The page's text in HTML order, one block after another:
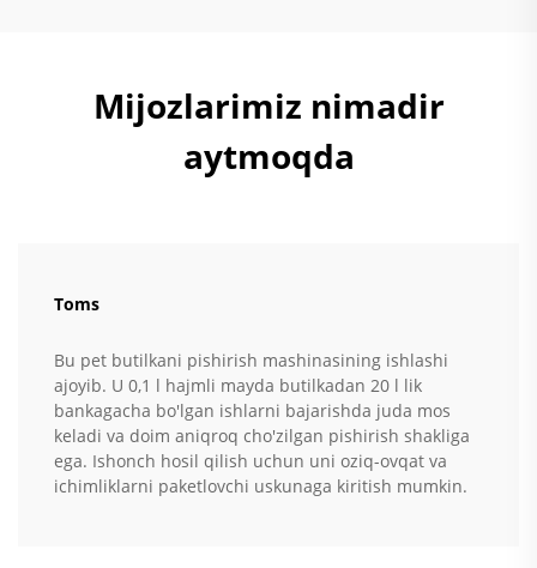
Mijozlarimiz nimadir
aytmoqda
Toms
Bu pet butilkani pishirish mashinasining ishlashi
ajoyib. U 0,1 l hajmli mayda butilkadan 20 l lik
bankagacha bo'lgan ishlarni bajarishda juda mos
keladi va doim aniqroq cho'zilgan pishirish shakliga
ega. Ishonch hosil qilish uchun uni oziq-ovqat va
ichimliklarni paketlovchi uskunaga kiritish mumkin.